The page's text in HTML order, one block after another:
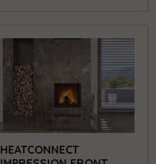
HEATCONNECT